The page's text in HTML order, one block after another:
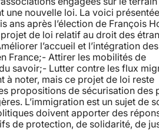
nouvelle loi. La voici
ans après l’élection de François
de loi relatif au droit des
l’accueil et l’intégration des
France;- Attirer les mobilités de
savoir;- Lutter contre les flux
à noter, mais ce projet de loi reste
propositions de sécurisation des
L’immigration est un sujet de
doivent apporter des
de protection, de solidarité, de